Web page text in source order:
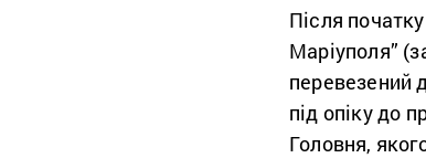
Після
Маріуполя”
перевезений
під опіку до
Головня,